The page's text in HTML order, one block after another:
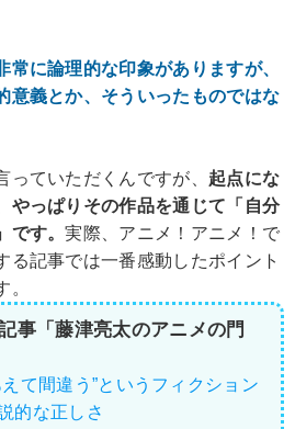
に論理的な印象がありますが、
意義とか、そういったものではな
っていただくんですが、 起点にな
やっぱりその作品を通じて「自分
です。実際、アニメ！アニメ！で
る記事では一番感動したポイント
。
事「藤津亮太のアニメの門
えて間違う”というフィクション
的な正しさ